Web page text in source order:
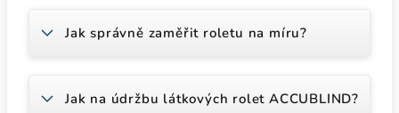
Jak správně zaměřit roletu na míru?
Jak na údržbu látkových rolet ACCUBLIND?